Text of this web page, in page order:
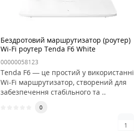
Бездротовий маршрутизатор (роутер)
Wi-Fi роутер Tenda F6 White
00000058123
Tenda F6 — це простий у використанні
Wi-Fi маршрутизатор, створений для
забезпечення стабільного та ..
0